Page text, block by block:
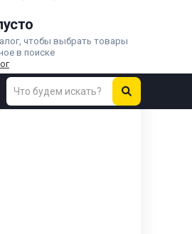
чтобы выбрать товары
в поиске